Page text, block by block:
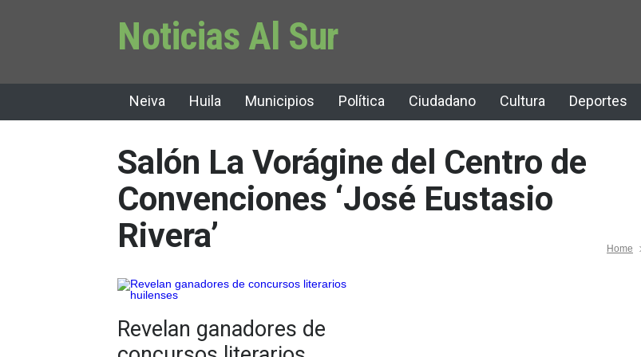
Noticias Al Sur
Neiva Huila Municipios Política Ciudadano Cultura Deportes
Salón La Vorágine del Centro de
Convenciones ‘José Eustasio
Rivera’
Home
Revelan ganadores de